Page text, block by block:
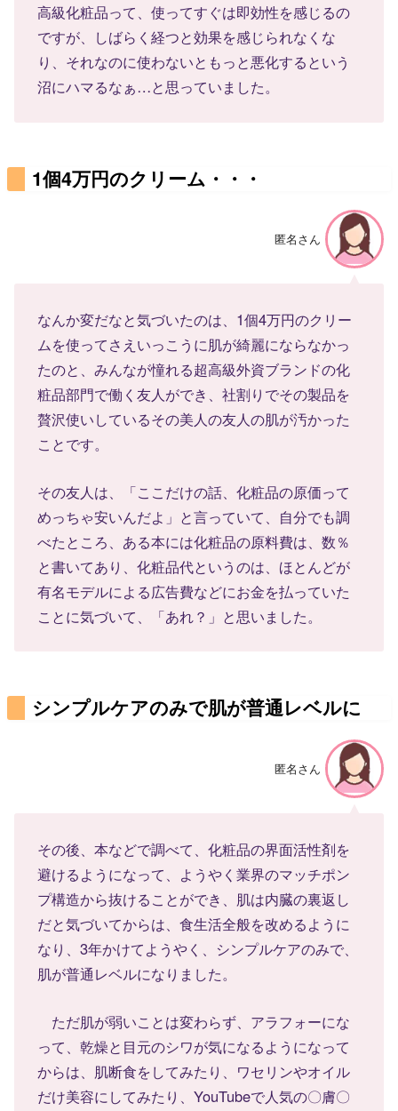
高級化粧品って、使ってすぐは即効性を感じるの
ですが、しばらく経つと効果を感じられなくな
り、それなのに使わないともっと悪化するという
沼にハマるなぁ…と思っていました。
1個4万円のクリーム・・・
匿名さん
なんか変だなと気づいたのは、1個4万円のクリー
ムを使ってさえいっこうに肌が綺麗にならなかっ
たのと、みんなが憧れる超高級外資ブランドの化
粧品部門で働く友人ができ、社割りでその製品を
贅沢使いしているその美人の友人の肌が汚かった
ことです。
その友人は、「ここだけの話、化粧品の原価って
めっちゃ安いんだよ」と言っていて、自分でも調
べたところ、ある本には化粧品の原料費は、数％
と書いてあり、化粧品代というのは、ほとんどが
有名モデルによる広告費などにお金を払っていた
ことに気づいて、「あれ？」と思いました。
シンプルケアのみで肌が普通レベルに
匿名さん
その後、本などで調べて、化粧品の界面活性剤を
避けるようになって、ようやく業界のマッチポン
プ構造から抜けることができ、肌は内臓の裏返し
だと気づいてからは、食生活全般を改めるように
なり、3年かけてようやく、シンプルケアのみで、
肌が普通レベルになりました。
ただ肌が弱いことは変わらず、アラフォーにな
って、乾燥と目元のシワが気になるようになって
からは、肌断食をしてみたり、ワセリンやオイル
だけ美容にしてみたり、YouTubeで人気の〇膚〇